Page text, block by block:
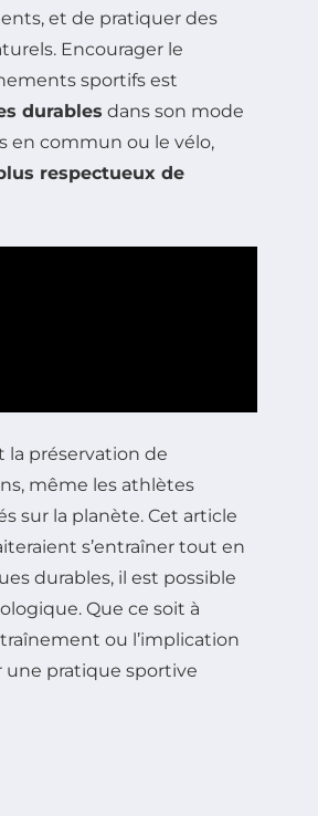
et de pratiquer des
Encourager le
sportifs est
durables dans son mode
en commun ou le vélo,
respectueux de
préservation de
même les athlètes
sur la planète. Cet article
s’entraîner tout en
durables, il est possible
Que ce soit à
ou l’implication
une pratique sportive